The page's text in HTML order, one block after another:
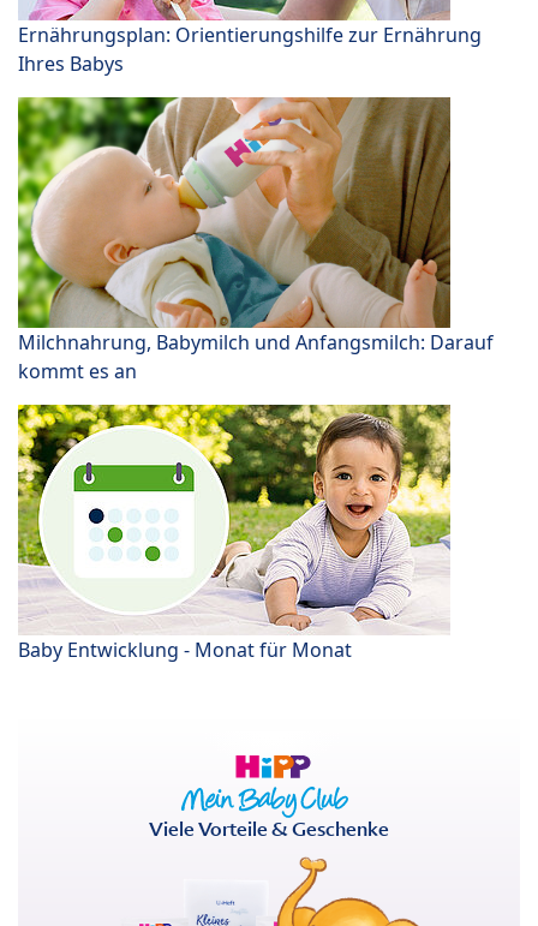
Ernährungsplan: Orientierungshilfe zur Ernährung
Ihres Babys
Milchnahrung, Babymilch und Anfangsmilch: Darauf
kommt es an
Baby Entwicklung - Monat für Monat
Viele Vorteile & Geschenke